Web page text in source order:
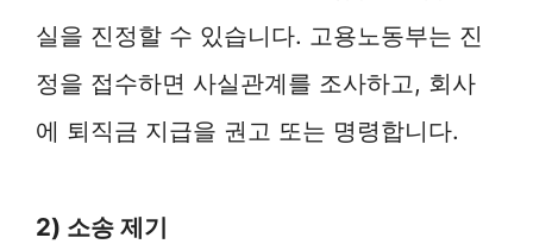
실을 진정할 수 있습니다. 고용노동부는 진
정을 접수하면 사실관계를 조사하고, 회사
에 퇴직금 지급을 권고 또는 명령합니다.
2) 소송 제기